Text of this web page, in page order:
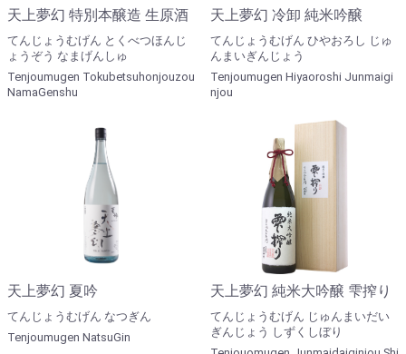
天上夢幻 特別本醸造 生原酒
てんじょうむげん とくべつほんじ
ょうぞう なまげんしゅ
Tenjoumugen Tokubetsuhonjouzou
NamaGenshu
天上夢幻 冷卸 純米吟醸
てんじょうむげん ひやおろし じゅ
んまいぎんじょう
Tenjoumugen Hiyaoroshi Junmaigi
njou
天上夢幻 夏吟
てんじょうむげん なつぎん
Tenjoumugen NatsuGin
天上夢幻 純米大吟醸 雫搾り
てんじょうむげん じゅんまいだい
ぎんじょう しずくしぼり